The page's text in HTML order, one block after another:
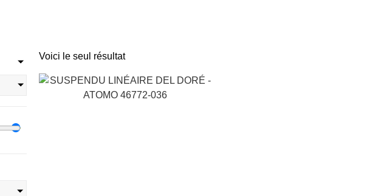
Voici le seul résultat